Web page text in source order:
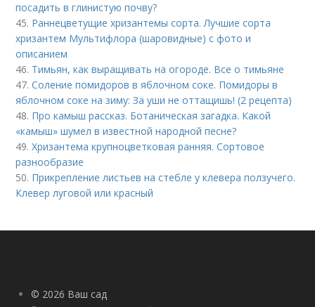
посадить в глинистую почву?
45. Раннецветущие хризантемы сорта. Лучшие сорта
хризантем Мультифлора (шаровидные) с фото и
описанием
46. Тимьян, как выращивать на огороде. Все о тимьяне
47.Соление помидоров в яблочном соке. Помидоры в
яблочном соке на зиму: За уши не оттащишь! (2 рецепта)
48. Про камыш рассказ. Ботаническая загадка. Какой
«камыш» шумел в известной народной песне?
49.Хризантема крупноцветковая ранняя. Сортовое
разнообразие
50. Прикрепление листьев на стебле у клевера ползучего.
Клевер луговой или красный
© 2026 Ваш сад